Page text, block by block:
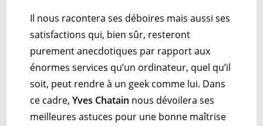
Il nous racontera ses déboires mais aussi ses
satisfactions qui, bien sûr, resteront
purement anecdotiques par rapport aux
énormes services qu’un ordinateur, quel qu’il
soit, peut rendre à un geek comme lui. Dans
ce cadre,Yves Chatain nous dévoilera ses
meilleures astuces pour une bonne maîtrise